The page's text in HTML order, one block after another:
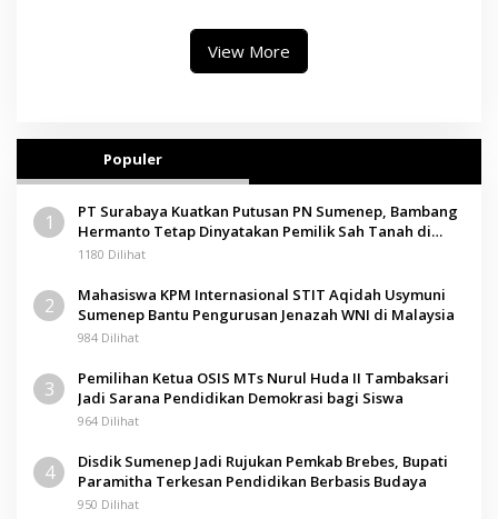
View More
Populer
1
PT Surabaya Kuatkan Putusan PN Sumenep, Bambang
Hermanto Tetap Dinyatakan Pemilik Sah Tanah di
Pamolokan
1180 Dilihat
2
Mahasiswa KPM Internasional STIT Aqidah Usymuni
Sumenep Bantu Pengurusan Jenazah WNI di Malaysia
984 Dilihat
3
Pemilihan Ketua OSIS MTs Nurul Huda II Tambaksari
Jadi Sarana Pendidikan Demokrasi bagi Siswa
964 Dilihat
4
Disdik Sumenep Jadi Rujukan Pemkab Brebes, Bupati
Paramitha Terkesan Pendidikan Berbasis Budaya
950 Dilihat